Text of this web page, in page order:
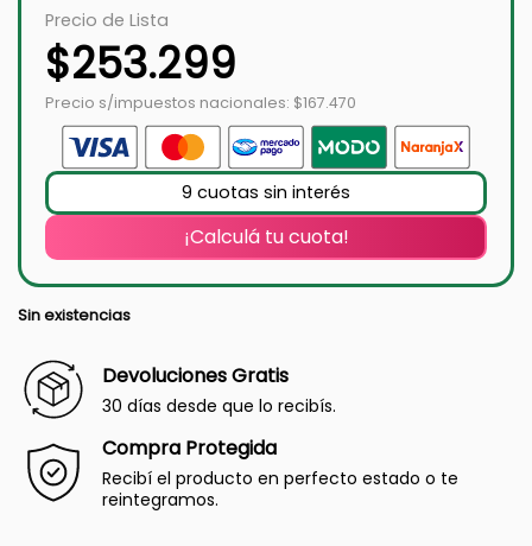
Precio de Lista
$253.299
Precio s/impuestos nacionales: $167.470
9 cuotas sin interés
¡Calculá tu cuota!
Sin existencias
Devoluciones Gratis
30 días desde que lo recibís.
Compra Protegida
Recibí el producto en perfecto estado o te
reintegramos.